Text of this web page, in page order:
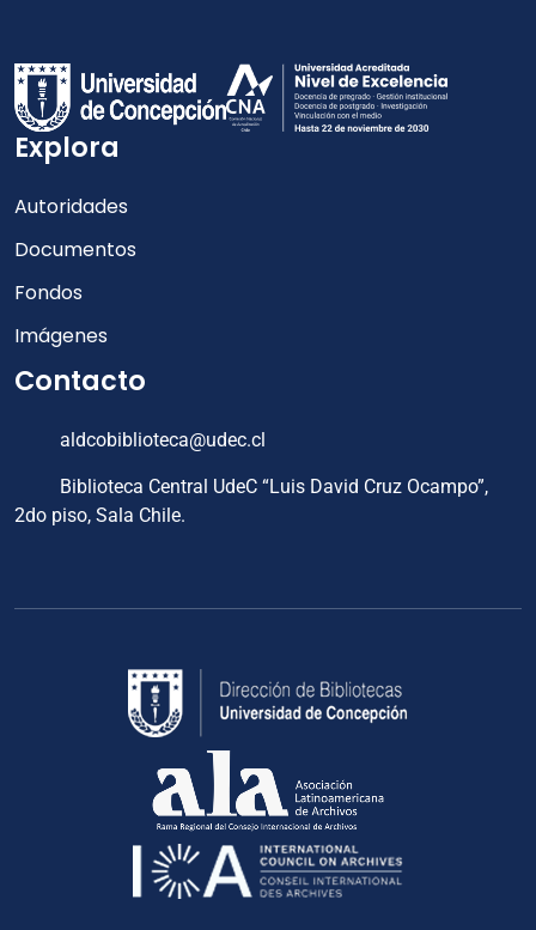
Explora
Autoridades
Documentos
Fondos
Imágenes
Contacto
aldcobiblioteca@udec.cl
Biblioteca Central UdeC “Luis David Cruz Ocampo”,
2do piso, Sala Chile.